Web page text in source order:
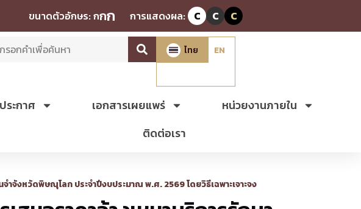
ขนาดตัวอักษร:กกก การแสดงผล: C C C
ไทย EN
ระกาศ เอกสารเผยแพร่
หน่วยงานภายใน
ติดต่อเรา
ำจังหวัดพิษณุโลก ประจำปีงบประมาณ พ.ศ. 2569 โดยวิธีเฉพาะเจาะจง